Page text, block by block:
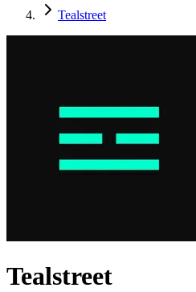
Tealstreet
Tealstreet